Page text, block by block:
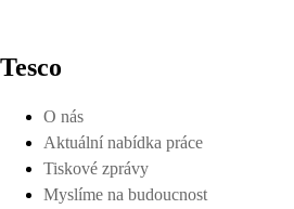
Tesco
O nás
Aktuální nabídka práce
Tiskové zprávy
Myslíme na budoucnost